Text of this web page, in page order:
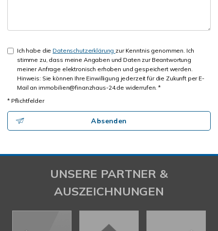
Ich habe die Datenschutzerklärung zur Kenntnis genommen. Ich
stimme zu, dass meine Angaben und Daten zur Beantwortung
meiner Anfrage elektronisch erhoben und gespeichert werden.
Hinweis: Sie können Ihre Einwilligung jederzeit für die Zukunft per E-
Mail an immobilien@finanzhaus-24.de widerrufen. *
* Pflichtfelder
Absenden
UNSERE PARTNER &
AUSZEICHNUNGEN